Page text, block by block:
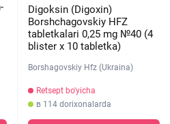
Digoksin (Digoxin)
Borshchagovskiy HFZ
tabletkalari 0,25 mg №40 (4
blister х 10 tabletka)
Borshagovskiy Hfz (Ukraina)
Retsept bo'yicha
в 114 dorixonalarda